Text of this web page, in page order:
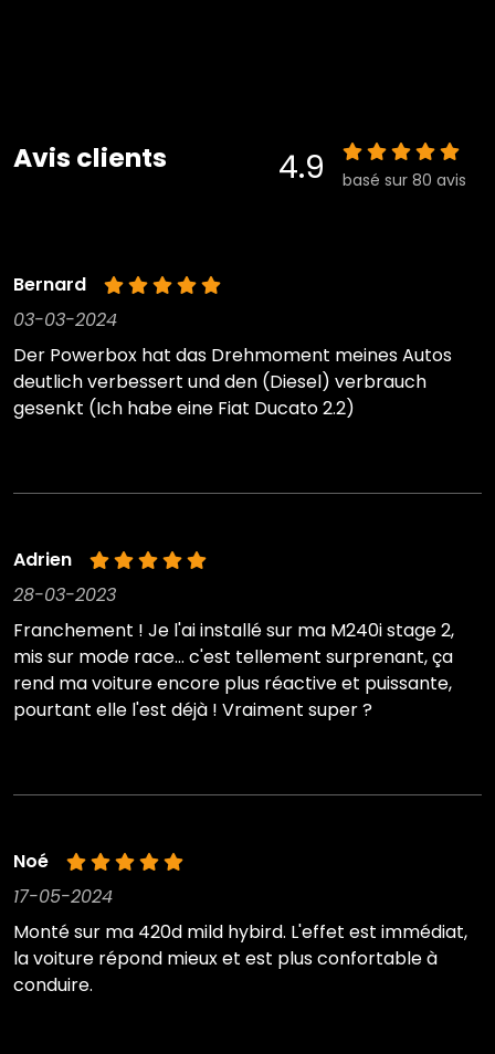
Avis clients 4.9 basé sur 80 avis
Bernard
03-03-2024
Der Powerbox hat das Drehmoment meines Autos
deutlich verbessert und den (Diesel) verbrauch
gesenkt (Ich habe eine Fiat Ducato 2.2)
Adrien
28-03-2023
Franchement ! Je l'ai installé sur ma M240i stage 2,
mis sur mode race... c'est tellement surprenant, ça
rend ma voiture encore plus réactive et puissante,
pourtant elle l'est déjà ! Vraiment super ?
Noé
17-05-2024
Monté sur ma 420d mild hybird. L'effet est immédiat,
la voiture répond mieux et est plus confortable à
conduire.